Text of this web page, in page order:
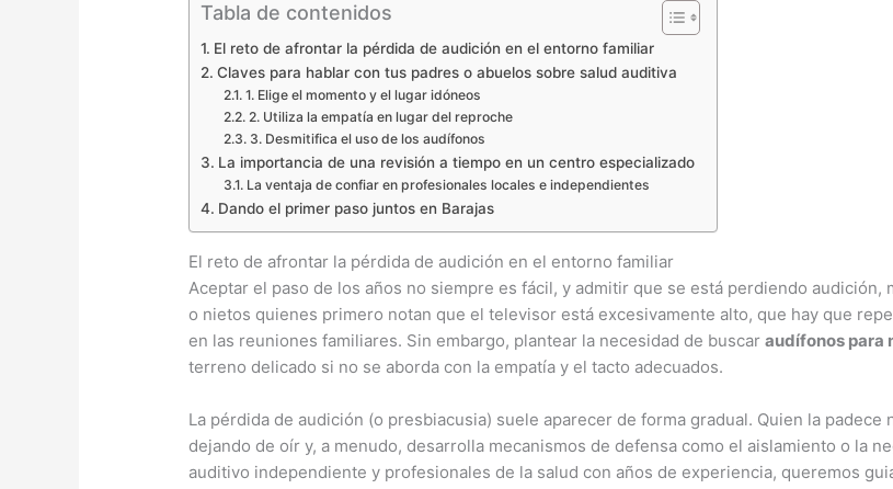
Tabla de contenidos
El reto de afrontar la pérdida de audición en el entorno familiar
Claves para hablar con tus padres o abuelos sobre salud auditiva
1. Elige el momento y el lugar idóneos
2. Utiliza la empatía en lugar del reproche
3. Desmitifica el uso de los audífonos
La importancia de una revisión a tiempo en un centro especializado
La ventaja de confiar en profesionales locales e independientes
Dando el primer paso juntos en Barajas
El reto de afrontar la pérdida de audición en el entorno familiar
Aceptar el paso de los años no siempre es fácil, y admitir que se está perdiendo audición,
o nietos quienes primero notan que el televisor está excesivamente alto, que hay que
en las reuniones familiares. Sin embargo, plantear la necesidad de buscaraudífonos para
terreno delicado si no se aborda con la empatía y el tacto adecuados.
La pérdida de audición (o presbiacusia) suele aparecer de forma gradual. Quien la
dejando de oír y, a menudo, desarrolla mecanismos de defensa como el aislamiento o la
auditivo independiente y profesionales de la salud con años de experiencia, queremos